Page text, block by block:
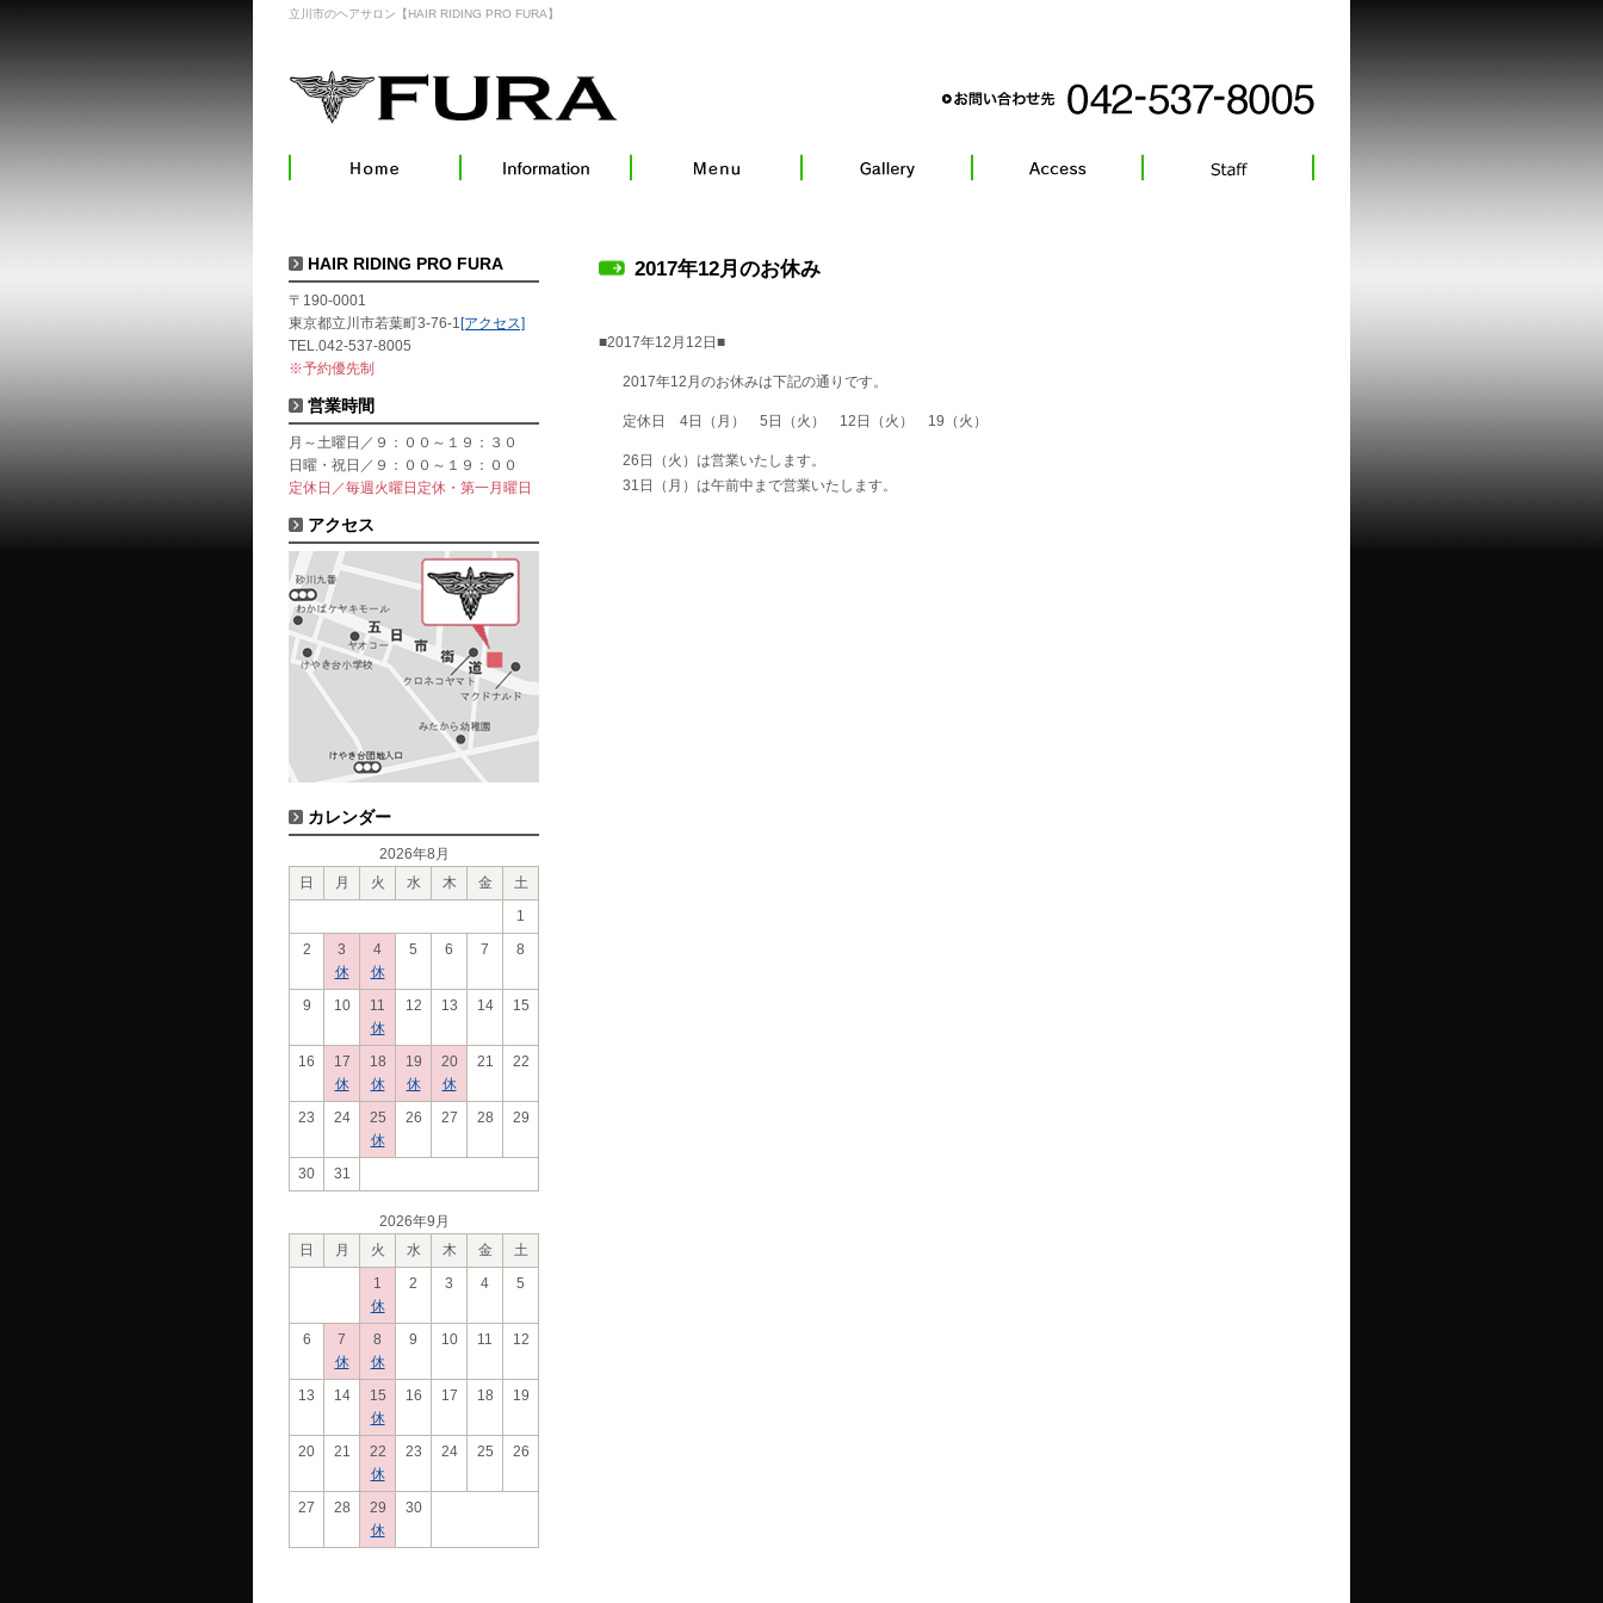
立川市のヘアサロン【HAIR RIDING PRO FURA】
2017年12月のお休み
■2017年12月12日■
2017年12月のお休みは下記の通りです。
定休日 4日（月） 5日（火） 12日（火） 19（火）
26日（火）は営業いたします。
31日（月）は午前中まで営業いたします。
HAIR RIDING PRO FURA
〒190-0001
東京都立川市若葉町3-76-1 [アクセス]
TEL.042-537-8005
※予約優先制
営業時間
月～土曜日／９：００～１９：３０
日曜・祝日／９：００～１９：００
定休日／毎週火曜日定休・第一月曜日
アクセス
カレンダー
2026年8月
日
月 火 水 木 金
土
1
2
3
休
4
休
5 6 7 8
9 10
11
休
12 13 14 15
16
17
休
18
休
19
休
20
休
21 22
23 24
25
休
26 27 28 29
30 31
2026年9月
日
月 火 水 木 金
土
1
休
2 3 4 5
6
7
休
8
休
9 10 11 12
13 14
15
休
16 17 18 19
20 21
22
休
23 24 25 26
27 28
29
休
30